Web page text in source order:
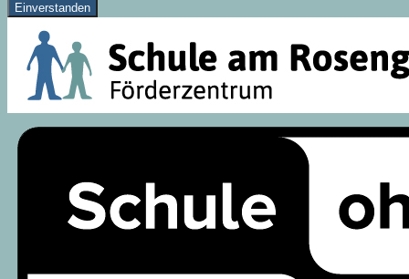
Einverstanden